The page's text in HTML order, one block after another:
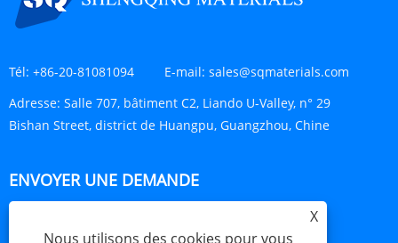
Tél: +86-20-81081094 E-mail: sales@sqmaterials.com
Adresse: Salle 707, bâtiment C2, Liando U-Valley, n° 29
Bishan Street, district de Huangpu, Guangzhou, Chine
ENVOYER UNE DEMANDE
X
Nous utilisons des cookies pour vous